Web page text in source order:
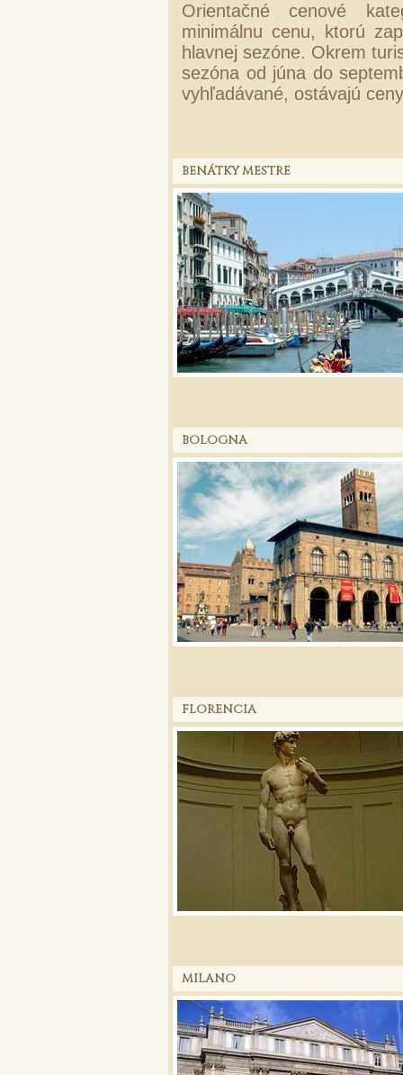
Orientačné cenové
minimálnu cenu, ktorú
hlavnej sezóne. Okrem
sezóna od júna do
vyhľadávané, ostávajú
BENÁTKY MESTRE
BOLOGNA
FLORENCIA
MILANO